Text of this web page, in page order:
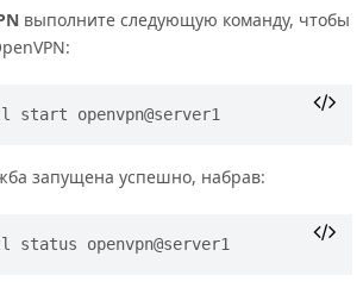
выполните следующую команду, чтобы
start openvpn@server1
запущена успешно, набрав:
status openvpn@server1